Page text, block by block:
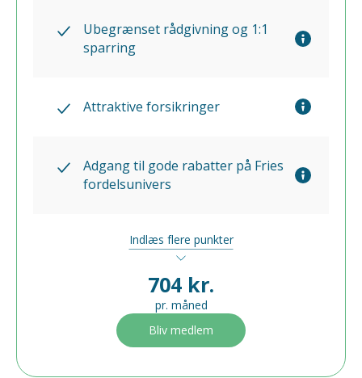
Ubegrænset rådgivning og 1:1
sparring
Attraktive forsikringer
Adgang til gode rabatter på Fries
fordelsunivers
Indlæs flere punkter
704 kr.
pr. måned
Bliv medlem